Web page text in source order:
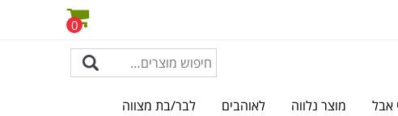
0
אבל מוצר נלווה לאוהבים לבר/בת מצווה